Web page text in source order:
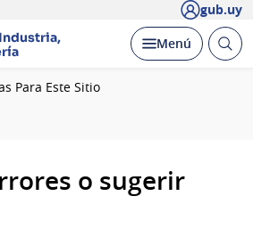
gub.uy
Desplegar
Menú Abrir
Para Este Sitio
o sugerir